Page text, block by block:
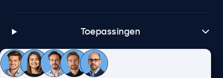
Toepassingen
Klantenservice